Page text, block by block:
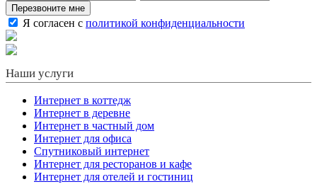
Перезвоните мне
Я согласен с политикой конфиденциальности
Наши услуги
Интернет в коттедж
Интернет в деревне
Интернет в частный дом
Интернет для офиса
Спутниковый интернет
Интернет для ресторанов и кафе
Интернет для отелей и гостиниц